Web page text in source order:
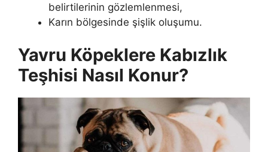
belirtilerinin gözlemlenmesi,
Karın bölgesinde şişlik oluşumu.
Yavru Köpeklere Kabızlık
Teşhisi Nasıl Konur?